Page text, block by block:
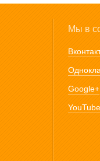
Мы в
Google+
YouTube